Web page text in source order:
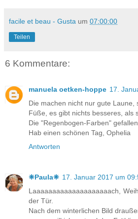
facile et beau - Gusta um 07:00:00
Teilen
6 Kommentare:
manuela oetken-hoppe 17.
Die machen nicht nur gute Laune,
Füße, es gibt nichts besseres, als
Die "Regenbogen-Farben"
Hab einen schönen Tag, Ophelia
Antworten
❈Paula❈ 17. Januar 2017 um
Laaaaaaaaaaaaaaaaaaaach,
der Tür.
Nach dem winterlichen Bild